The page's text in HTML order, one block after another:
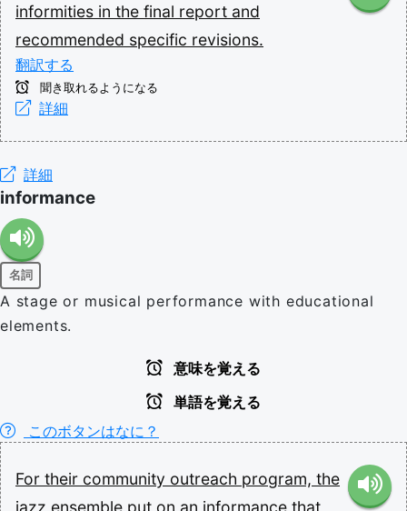
informities in the final report and
recommended specific revisions.
翻訳する
聞き取れるようになる
詳細
詳細
informance
名詞
A stage or musical performance with educational
elements.
意味を覚える
単語を覚える
このボタンはなに？
For their community outreach program, the
jazz ensemble put on an informance that